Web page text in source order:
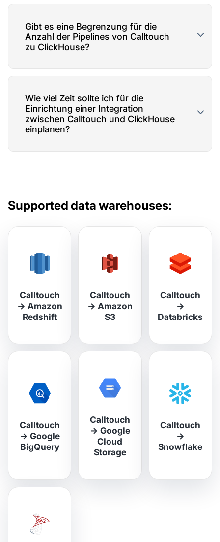
Gibt es eine Begrenzung für die
Anzahl der Pipelines von Calltouch
zu ClickHouse?
Wie viel Zeit sollte ich für die
Einrichtung einer Integration
zwischen Calltouch und ClickHouse
einplanen?
Supported data warehouses:
Calltouch
→ Amazon
Redshift
Calltouch
→ Amazon
S3
Calltouch
→
Databricks
Calltouch
→ Google
BigQuery
Calltouch
→ Google
Cloud
Storage
Calltouch
→
Snowflake